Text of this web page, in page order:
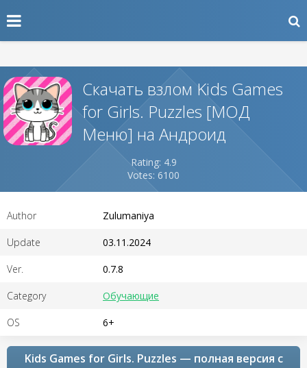
Скачать взлом Kids Games
for Girls. Puzzles [МОД
Меню] на Андроид
Rating: 4.9
Votes: 6100
Author Zulumaniya
Update 03.11.2024
Ver. 0.7.8
Category Обучающие
OS 6+
Kids Games for Girls. Puzzles — полная версия с